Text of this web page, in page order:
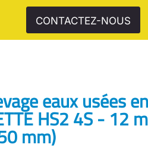
CONTACTEZ-NOUS
eaux usées
HS2 4S - 12
mm)